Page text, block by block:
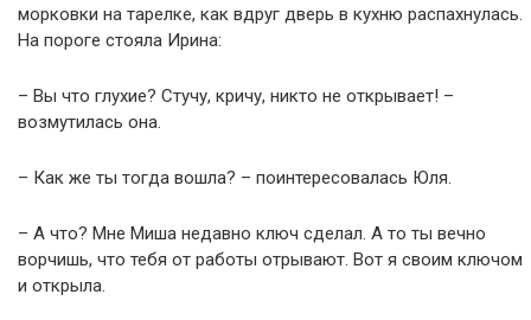
морковки на тарелке, как вдруг дверь в кухню распахнулась.
На пороге стояла Ирина:
– Вы что глухие? Стучу, кричу, никто не открывает! –
возмутилась она.
– Как же ты тогда вошла? – поинтересовалась Юля.
– А что? Мне Миша недавно ключ сделал. А то ты вечно
ворчишь, что тебя от работы отрывают. Вот я своим ключом
и открыла.